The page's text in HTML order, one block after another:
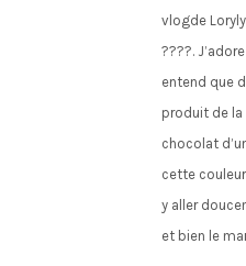
vlogde
????.
entend que
produit de la
chocolat
cette
y aller
et bien le